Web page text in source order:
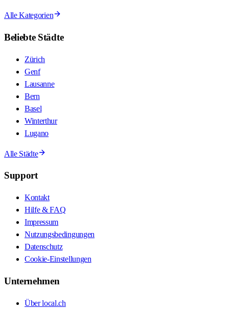
Alle Kategorien
Beliebte Städte
Zürich
Genf
Lausanne
Bern
Basel
Winterthur
Lugano
Alle Städte
Support
Kontakt
Hilfe & FAQ
Impressum
Nutzungsbedingungen
Datenschutz
Cookie-Einstellungen
Unternehmen
Über local.ch